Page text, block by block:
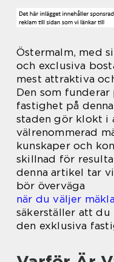
Östermalm, med
och exclusiva
mest attraktiva
Den som
fastighet på
staden gör klokt i
välrenommerad
kunskaper och
skillnad för
denna artikel tar
bör överväga
när du väljer
säkerställer att
den exklusiva